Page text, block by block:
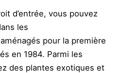
d’entrée, vous pouvez
les
pour la première
en 1984. Parmi les
des plantes exotiques et